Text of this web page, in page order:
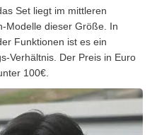
Set liegt im mittleren
Modelle dieser Größe. In
Funktionen ist es ein
Verhältnis. Der Preis in Euro
100€.